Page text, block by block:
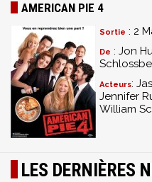
AMERICAN PIE 4
Sortie : 2
De : Jon
Acteurs:
Jennifer
William
LES DERNIÈRES